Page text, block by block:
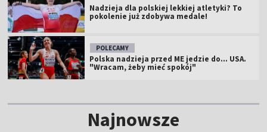
Nadzieja dla polskiej lekkiej atletyki? To
pokolenie już zdobywa medale!
POLECAMY
Polska nadzieja przed ME jedzie do... USA.
"Wracam, żeby mieć spokój"
Najnowsze